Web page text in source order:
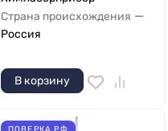
Страна происхождения —
Россия
В корзину